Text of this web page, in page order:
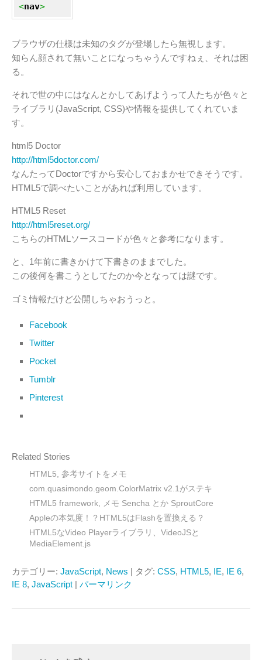
<nav>
ブラウザの仕様は未知のタグが登場したら無視します。
知らん顔されて無いことになっちゃうんですねぇ、それは困
る。
それで世の中にはなんとかしてあげようって人たちが色々と
ライブラリ(JavaScript, CSS)や情報を提供してくれていま
す。
html5 Doctor
http://html5doctor.com/
なんたってDoctorですから安心しておまかせできそうです。
HTML5で調べたいことがあれば利用しています。
HTML5 Reset
http://html5reset.org/
こちらのHTMLソースコードが色々と参考になります。
と、1年前に書きかけて下書きのままでした。
この後何を書こうとしてたのか今となっては謎です。
ゴミ情報だけど公開しちゃおうっと。
Facebook
Twitter
Pocket
Tumblr
Pinterest
Related Stories
HTML5, 参考サイトをメモ
com.quasimondo.geom.ColorMatrix v2.1がステキ
HTML5 framework, メモ Sencha とか SproutCore
Appleの本気度！？HTML5はFlashを置換える？
HTML5なVideo Playerライブラリ、VideoJSと
MediaElement.js
カテゴリー: JavaScript, News | タグ: CSS, HTML5, IE, IE 6,
IE 8, JavaScript | パーマリンク